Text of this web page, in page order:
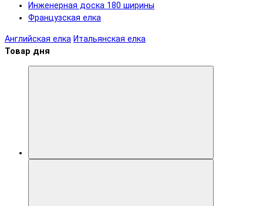
Инженерная доска 180 ширины
Французская елка
Английская елка Итальянская елка
Товар дня